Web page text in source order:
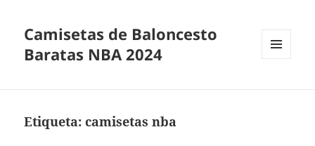
Camisetas de Baloncesto
Baratas NBA 2024
Etiqueta:camisetas nba